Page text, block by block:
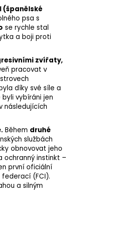
(španělské
psa s
se rychle stal
a boji proti
zvířaty,
pracovat v
díky své síle a
vybíráni jen
následujících
Během druhé
službách
obnovovat jeho
ochranný instinkt –
první oficiální
(FCI).
a silným